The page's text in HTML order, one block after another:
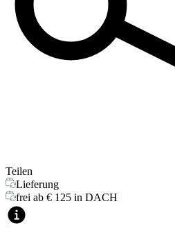
Teilen
Lieferung
frei ab € 125 in DACH